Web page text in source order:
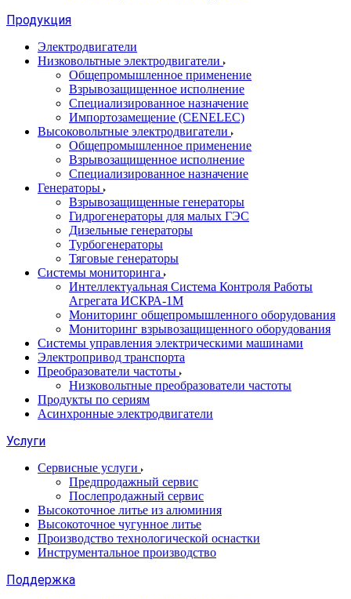
Продукция
Электродвигатели
Низковольтные электродвигатели
Общепромышленное применение
Взрывозащищенное исполнение
Специализированное назначение
Импортозамещение (CENELEC)
Высоковольтные электродвигатели
Общепромышленное применение
Взрывозащищенное исполнение
Специализированное назначение
Генераторы
Взрывозащищенные генераторы
Гидрогенераторы для малых ГЭС
Дизельные генераторы
Турбогенераторы
Тяговые генераторы
Системы мониторинга
Интеллектуальная Система Контроля Работы
Агрегата ИСКРА-1М
Мониторинг общепромышленного оборудования
Мониторинг взрывозащищенного оборудования
Системы управления электрическими машинами
Электропривод транспорта
Преобразователи частоты
Низковольтные преобразователи частоты
Продукты по сериям
Асинхронные электродвигатели
Услуги
Сервисные услуги
Предпродажный сервис
Послепродажный сервис
Высокоточное литье из алюминия
Высокоточное чугунное литье
Производство технологической оснастки
Инструментальное производство
Поддержка